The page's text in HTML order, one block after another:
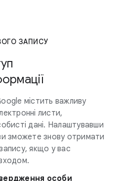
ЗАПИСУ
містить важливу
листи,
дані. Налаштувавши
зможете знову отримати
якщо у вас
особи